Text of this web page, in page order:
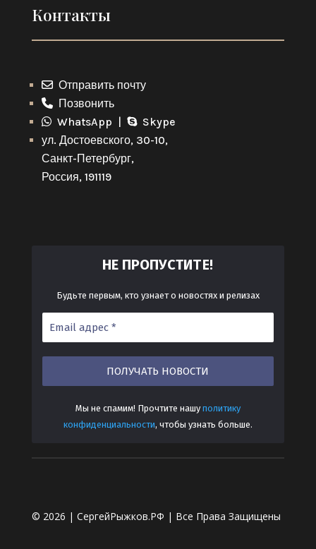
Контакты
Отправить почту
Позвонить
WhatsApp |
Skype
ул. Достоевского, 30-10,
Санкт-Петербург,
Россия, 191119
НЕ ПРОПУСТИТЕ!
Будьте первым, кто узнает о новостях и релизах
Мы не спамим! Прочтите нашу политику
конфиденциальности, чтобы узнать больше.
© 2026 | СергейРыжков.РФ | Все Права Защищены